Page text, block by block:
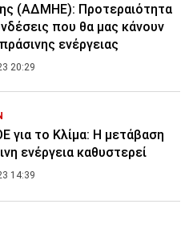
(ΑΔΜΗΕ): Προτεραιότητα
που θα μας κάνουν
ενέργειας
20:29
για το Κλίμα: Η μετάβαση
ενέργεια καθυστερεί
14:39